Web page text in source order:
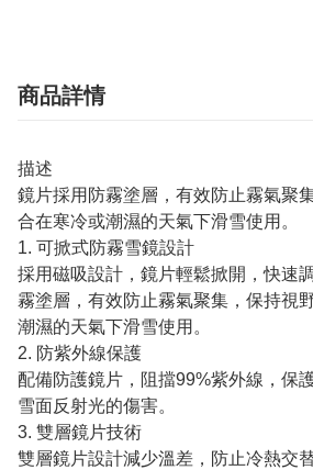
商品詳情
描述
鏡片採用防霧塗層，有效防止霧氣聚
合在寒冷或潮濕的天氣下滑雪使用。
1. 可掀式防霧雪鏡設計
採用磁吸設計，鏡片輕鬆掀開，快速
霧塗層，有效防止霧氣聚集，保持視
潮濕的天氣下滑雪使用。
2. 防紫外線保護
配備防護鏡片，阻擋99%紫外線，保
雪面反射光的傷害。
3. 雙層鏡片技術
雙層鏡片設計減少溫差，防止冷熱交